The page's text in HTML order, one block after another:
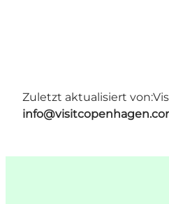
Zuletzt aktualisiert von: